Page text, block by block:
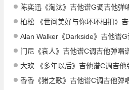
陈奕迅《淘汰》吉他谱G调吉他弹
柏松 《世间美好与你环环相扣》
Alan Walker《Darkside》吉他谱
门尼《哀人》吉他谱C调吉他弹唱
大欢 《多年以后》吉他谱C调吉他
香香《猪之歌》吉他谱C调吉他弹